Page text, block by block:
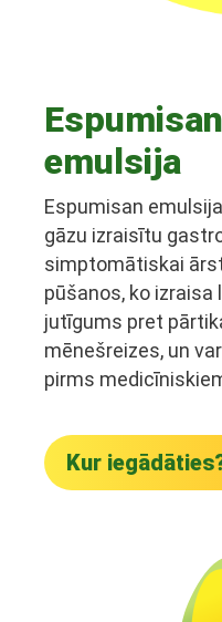
Espumisan
emulsija
Espumisan
gāzu izraisītu
simptomātiskai
pūšanos, ko
jutīgums pret
mēnešreizes, un
pirms
Kur